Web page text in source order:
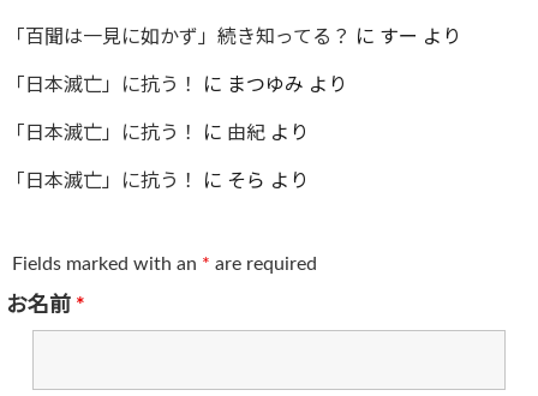
「百聞は一見に如かず」続き知ってる？ に すー より
「日本滅亡」に抗う！ に まつゆみ より
「日本滅亡」に抗う！ に 由紀 より
「日本滅亡」に抗う！ に そら より
Fields marked with an * are required
お名前 *